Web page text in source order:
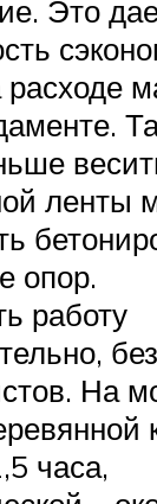
Это
расходе
ленты
опор.
работу
На
часа,